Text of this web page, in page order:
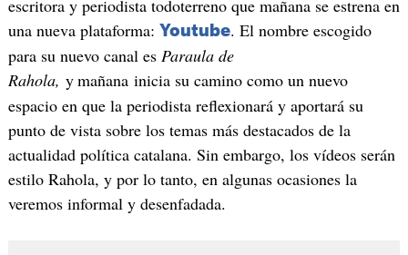
escritora y periodista todoterreno que mañana se estrena en
una nueva plataforma: Youtube. El nombre escogido
para su nuevo canal es Paraula de
Rahola, ymañana inicia su camino como un nuevo
espacio en que la periodista reflexionará y aportará su
punto de vista sobre los temas más destacados de la
actualidad política catalana. Sin embargo, los vídeos serán
estilo Rahola, y por lo tanto, en algunas ocasiones la
veremos informal y desenfadada.